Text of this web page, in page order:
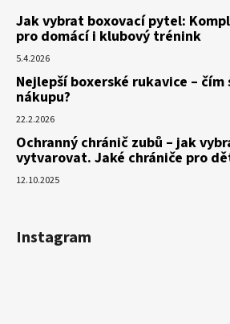
Jak vybrat boxovací pytel:
pro domácí i klubový trénink
5.4.2026
Nejlepší boxerské rukavice –
nákupu?
22.2.2026
Ochranný chránič zubů – jak
vytvarovat. Jaké chrániče pro
12.10.2025
Instagram